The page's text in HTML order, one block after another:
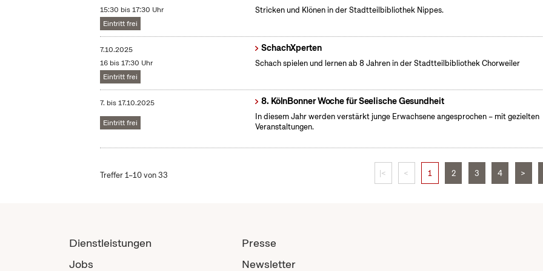
15:30 bis 17:30 Uhr
Eintritt frei
Stricken und Klönen in der Stadtteilbibliothek Nippes.
7.10.2025
16 bis 17:30 Uhr
Eintritt frei
SchachXperten
Schach spielen und lernen ab 8 Jahren in der Stadtteilbibliothek Chorweiler
7. bis17.10.2025
Eintritt frei
8. KölnBonner Woche für Seelische Gesundheit
In diesem Jahr werden verstärkt junge Erwachsene angesprochen – mit gezielten
Veranstaltungen.
Treffer 1–10 von 33 |< < 1 2 3 4 >
Dienstleistungen
Jobs
Presse
Newsletter